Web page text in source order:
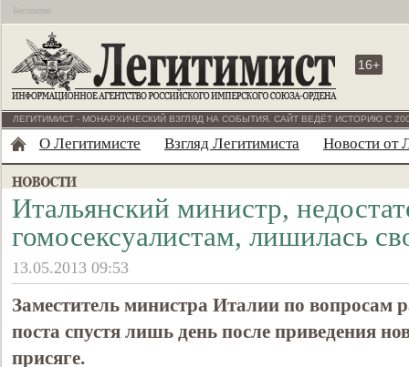
Бесплатно
16+
ЛЕГИТИМИСТ - МОНАРХИЧЕСКИЙ ВЗГЛЯД НА СОБЫТИЯ. САЙТ ВЕДЁТ ИСТОРИЮ С
О Легитимисте Взгляд Легитимиста Новости от
Итальянский министр,
гомосексуалистам, лишилась
13.05.2013 09:53
Заместитель министра Италии по вопросам
поста спустя лишь день после приведения
присяге.